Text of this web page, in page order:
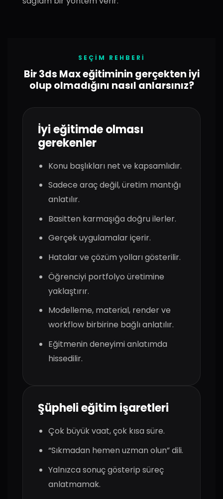
SEÇIM REHBERI
Bir 3ds Max eğitiminin gerçekten iyi
olup olmadığını nasıl anlarsınız?
İyi eğitimde olması
gerekenler
Konu başlıkları net ve kapsamlıdır.
Sadece araç değil, üretim mantığı
anlatılır.
Basitten karmaşığa doğru ilerler.
Gerçek uygulamalar içerir.
Hatalar ve çözüm yolları gösterilir.
Öğrenciyi portfolyo üretimine
yaklaştırır.
Modelleme, material, render ve
workflow birbirine bağlı anlatılır.
Eğitmenin deneyimi anlatımda
hissedilir.
Şüpheli eğitim işaretleri
Çok büyük vaat, çok kısa süre.
“Sıkmadan hemen uzman olun” dili.
Yalnızca sonuç gösterip süreç
anlatmamak.